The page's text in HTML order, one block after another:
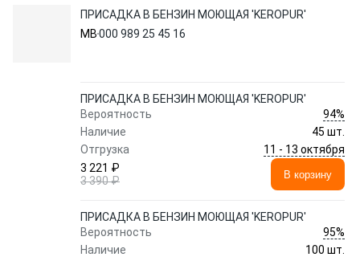
ПРИСАДКА В БЕНЗИН МОЮЩАЯ 'KEROPUR'
MB000 989 25 45 16
ПРИСАДКА В БЕНЗИН МОЮЩАЯ 'KEROPUR'
Вероятность
94%
Наличие
45 шт.
Отгрузка
11 - 13 октября
3 221 ₽
3 390 ₽
В корзину
ПРИСАДКА В БЕНЗИН МОЮЩАЯ 'KEROPUR'
Вероятность
95%
Наличие
100 шт.